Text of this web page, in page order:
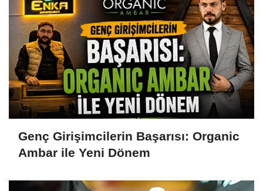
Genç Girişimcilerin Başarısı: Organic
Ambar ile Yeni Dönem